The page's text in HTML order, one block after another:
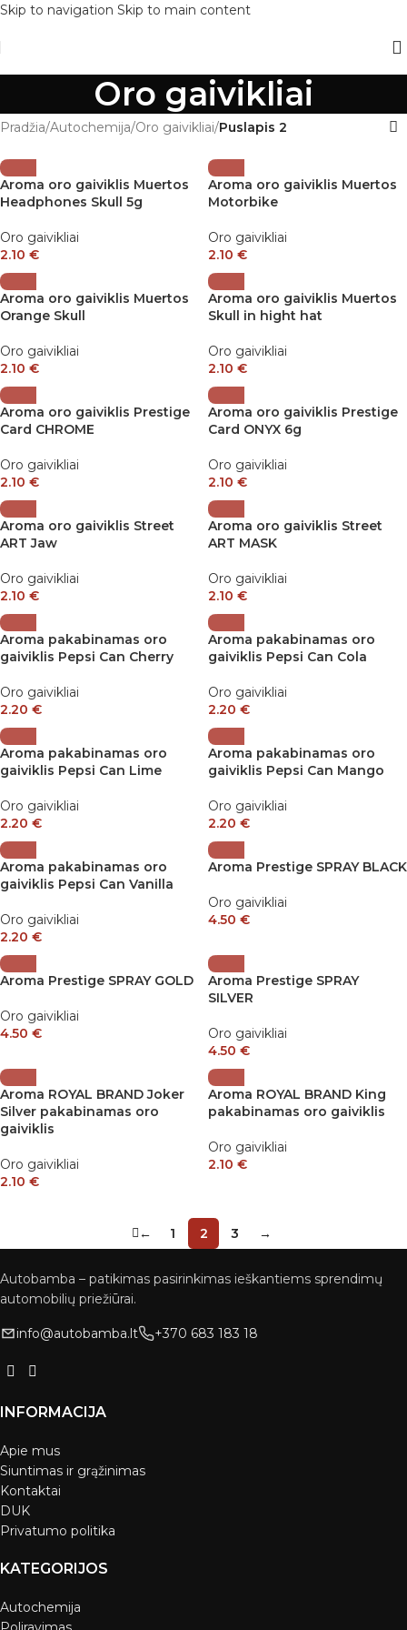
Skip to navigation Skip to main content
Oro gaivikliai
Pradžia/Autochemija/Oro gaivikliai/Puslapis 2
Aroma oro gaiviklis Muertos
Headphones Skull 5g
Oro gaivikliai
2.10 €
Aroma oro gaiviklis Muertos
Motorbike
Oro gaivikliai
2.10 €
Aroma oro gaiviklis Muertos
Orange Skull
Oro gaivikliai
2.10 €
Aroma oro gaiviklis Muertos
Skull in hight hat
Oro gaivikliai
2.10 €
Aroma oro gaiviklis Prestige
Card CHROME
Oro gaivikliai
2.10 €
Aroma oro gaiviklis Prestige
Card ONYX 6g
Oro gaivikliai
2.10 €
Aroma oro gaiviklis Street
ART Jaw
Oro gaivikliai
2.10 €
Aroma oro gaiviklis Street
ART MASK
Oro gaivikliai
2.10 €
Aroma pakabinamas oro
gaiviklis Pepsi Can Cherry
Oro gaivikliai
2.20 €
Aroma pakabinamas oro
gaiviklis Pepsi Can Cola
Oro gaivikliai
2.20 €
Aroma pakabinamas oro
gaiviklis Pepsi Can Lime
Oro gaivikliai
2.20 €
Aroma pakabinamas oro
gaiviklis Pepsi Can Mango
Oro gaivikliai
2.20 €
Aroma pakabinamas oro
gaiviklis Pepsi Can Vanilla
Oro gaivikliai
2.20 €
Aroma Prestige SPRAY BLACK
Oro gaivikliai
4.50 €
Aroma Prestige SPRAY GOLD
Oro gaivikliai
4.50 €
Aroma Prestige SPRAY
SILVER
Oro gaivikliai
4.50 €
Aroma ROYAL BRAND Joker
Silver pakabinamas oro
gaiviklis
Oro gaivikliai
2.10 €
Aroma ROYAL BRAND King
pakabinamas oro gaiviklis
Oro gaivikliai
2.10 €
← 1 2 3 →
Autobamba – patikimas pasirinkimas ieškantiems sprendimų
automobilių priežiūrai.
info@autobamba.lt +370 683 183 18
INFORMACIJA
Apie mus
Siuntimas ir grąžinimas
Kontaktai
DUK
Privatumo politika
KATEGORIJOS
Autochemija